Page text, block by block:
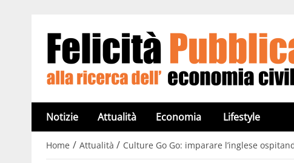
Notizie Attualità Economia Lifestyle
Home / Attualità / Culture Go Go: imparare l’inglese